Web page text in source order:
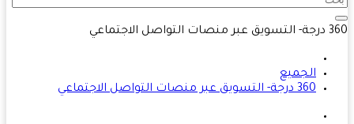
الجميع
360 درجة- التسويق عبر منصات التواصل الاجتماعي